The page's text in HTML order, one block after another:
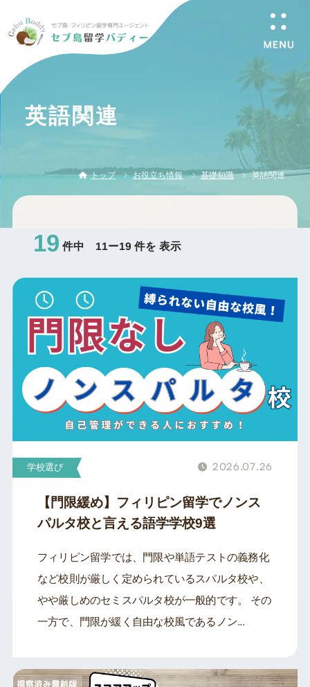
英語関連
トップ お役立ち情報 基礎知識 英語関連
19 件中 11ー19 件を 表示
学校選び 2026.07.26
【門限緩め】フィリピン留学でノンス
パルタ校と言える語学学校9選
フィリピン留学では、門限や単語テストの義務化
など校則が厳しく定められているスパルタ校や、
やや厳しめのセミスパルタ校が一般的です。 その
一方で、門限が緩く自由な校風であるノン...